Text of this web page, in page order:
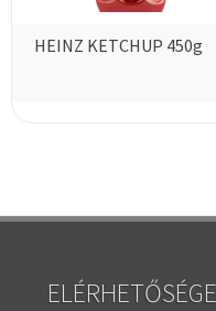
HEINZ KETCHUP 450g